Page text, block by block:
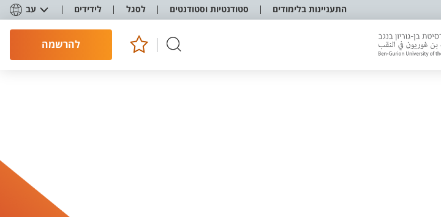
התעניינות בלימודים סטודנטיות וסטודנטים לסגל לידידים עב
להרשמה